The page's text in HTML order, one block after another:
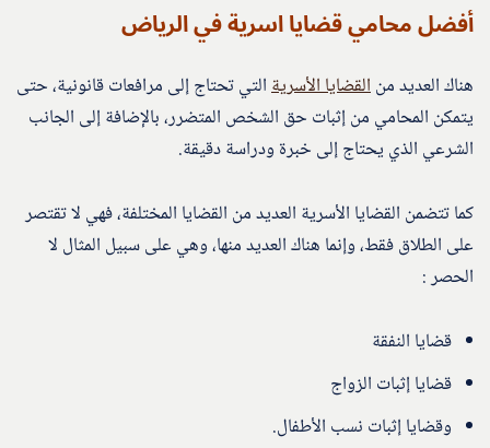
أفضل محامي قضايا اسرية في الرياض
هناك العديد منالقضايا الأسريةالتي تحتاج إلى مرافعات قانونية، حتى
يتمكن المحامي من إثبات حق الشخص المتضرر، بالإضافة إلى الجانب
الشرعي الذي يحتاج إلى خبرة ودراسة دقيقة.
كما تتضمن القضايا الأسرية العديد من القضايا المختلفة، فهي لا تقتصر
على الطلاق فقط، وإنما هناك العديد منها، وهي على سبيل المثال لا
الحصر :
قضايا النفقة
قضايا إثبات الزواج
وقضايا إثبات نسب الأطفال.